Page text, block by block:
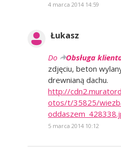
4 marca 2014 14:59
Łukasz
Do Obsługa
zdjęciu, beton
drewnianą dachu.
http://
otos/t/35825/
5 marca 2014 10:12